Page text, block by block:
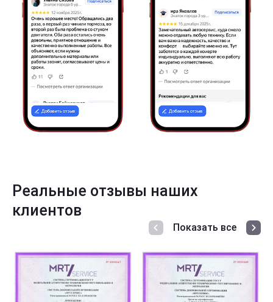
Реальные отзывы наших
клиентов
Показать все